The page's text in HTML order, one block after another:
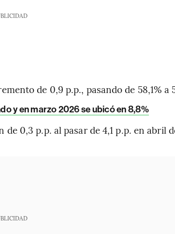
de 0,9 p.p., pasando de 58,1% a
y en marzo 2026 se ubicó en 8,8%
0,3 p.p. al pasar de 4,1 p.p. en abril